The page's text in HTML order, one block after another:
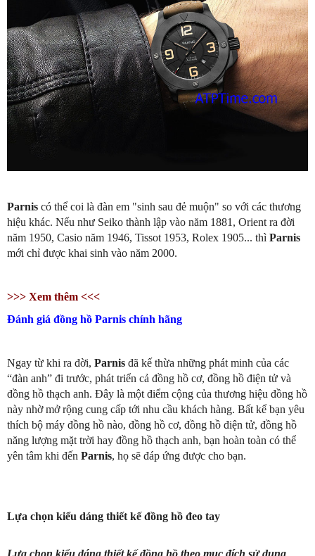
Parnis có thể coi là đàn em "sinh sau đẻ muộn" so với các thương
hiệu khác. Nếu như Seiko thành lập vào năm 1881, Orient ra đời
năm 1950, Casio năm 1946, Tissot 1953, Rolex 1905... thì Parnis
mới chỉ được khai sinh vào năm 2000.
>>> Xem thêm <<<
Đánh giá đồng hồ Parnis chính hãng
Ngay từ khi ra đời, Parnis đã kế thừa những phát minh của các
“đàn anh” đi trước, phát triển cả đồng hồ cơ, đồng hồ điện tử và
đồng hồ thạch anh. Đây là một điểm cộng của thương hiệu đồng hồ
này nhờ mở rộng cung cấp tới nhu cầu khách hàng. Bất kể bạn yêu
thích bộ máy đồng hồ nào, đồng hồ cơ, đồng hồ điện tử, đồng hồ
năng lượng mặt trời hay đồng hồ thạch anh, bạn hoàn toàn có thể
yên tâm khi đến Parnis, họ sẽ đáp ứng được cho bạn.
Lựa chọn kiểu dáng thiết kế đồng hồ đeo tay
Lựa chọn kiểu dáng thiết kế đồng hồ theo mục đích sử dụng